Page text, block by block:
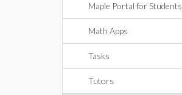
Maple Portal for Students
Math Apps
Tasks
Tutors